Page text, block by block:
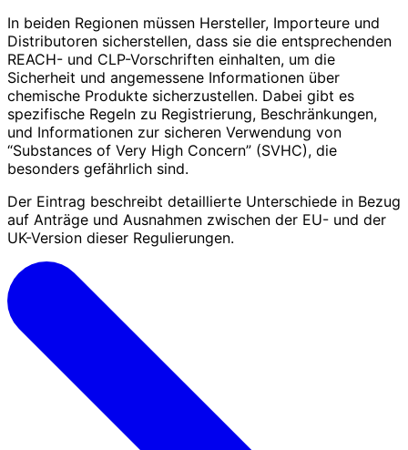
In beiden Regionen müssen Hersteller, Importeure und
Distributoren sicherstellen, dass sie die entsprechenden
REACH- und CLP-Vorschriften einhalten, um die
Sicherheit und angemessene Informationen über
chemische Produkte sicherzustellen. Dabei gibt es
spezifische Regeln zu Registrierung, Beschränkungen,
und Informationen zur sicheren Verwendung von
“Substances of Very High Concern” (SVHC), die
besonders gefährlich sind.
Der Eintrag beschreibt detaillierte Unterschiede in Bezug
auf Anträge und Ausnahmen zwischen der EU- und der
UK-Version dieser Regulierungen.